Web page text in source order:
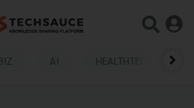
AI HEALTHTECH